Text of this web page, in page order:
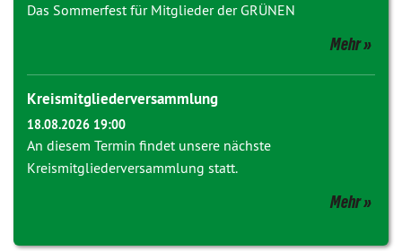
Das Sommerfest für Mitglieder der GRÜNEN
Mehr
Kreismitgliederversammlung
18.08.2026 19:00
An diesem Termin findet unsere nächste
Kreismitgliederversammlung statt.
Mehr